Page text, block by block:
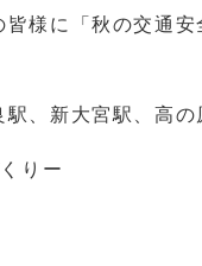
様に「秋の交通
、新大宮駅、高の
りー